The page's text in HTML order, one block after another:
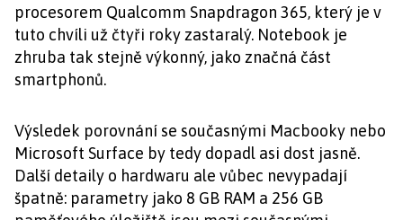
procesorem Qualcomm Snapdragon 365, který je v
tuto chvíli už čtyři roky zastaralý. Notebook je
zhruba tak stejně výkonný, jako značná část
smartphonů.
Výsledek porovnání se současnými Macbooky nebo
Microsoft Surface by tedy dopadl asi dost jasně.
Další detaily o hardwaru ale vůbec nevypadají
špatně: parametry jako 8 GB RAM a 256 GB